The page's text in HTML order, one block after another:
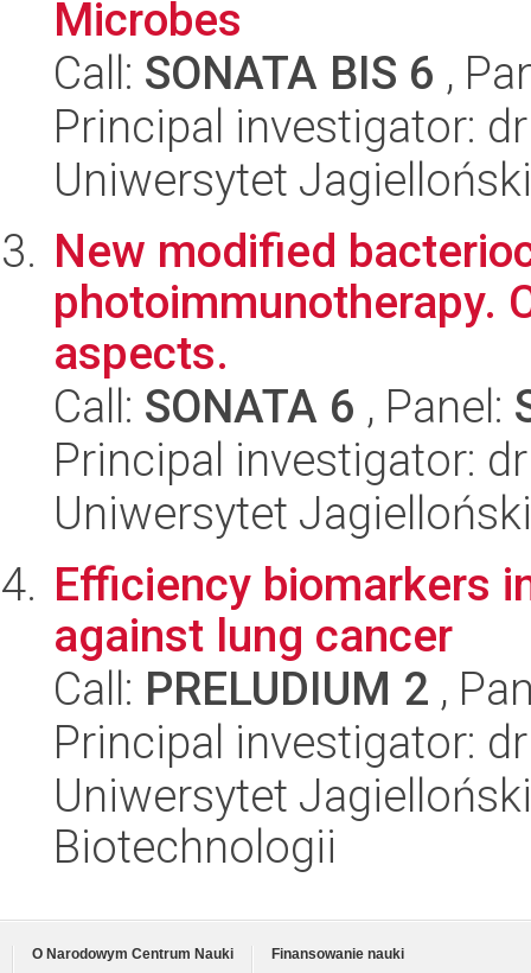
Microbes
Call: SONATA BIS 6 ,
Principal investigator:
Uniwersytet
New modified
photoimmunotherapy.
aspects.
Call: SONATA 6 , Panel:
Principal investigator:
Uniwersytet
Efficiency biomarkers
against lung cancer
Call: PRELUDIUM 2 ,
Principal investigator:
Uniwersytet
Biotechnologii
O Narodowym Centrum Nauki
Finansowanie nauki